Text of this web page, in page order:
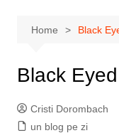
Home Black
Black
Cristi Dorombach
un blog pe zi